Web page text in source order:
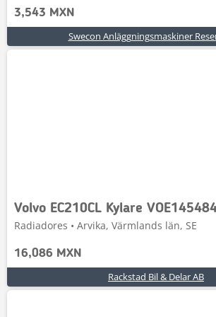
3,543 MXN
Swecon Anläggningsmaskiner
Volvo EC210CL Kylare
Radiadores • Arvika, Värmlands län, SE
16,086 MXN
Rackstad Bil & Delar AB